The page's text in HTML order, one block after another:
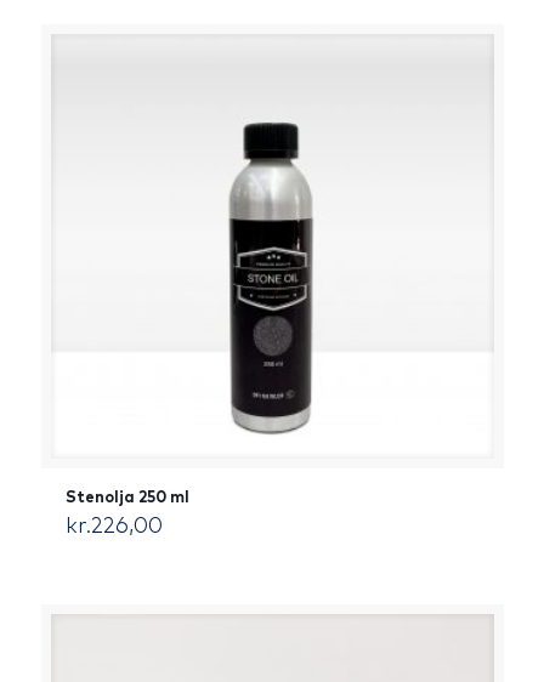
Stenolja 250 ml
kr.226,00